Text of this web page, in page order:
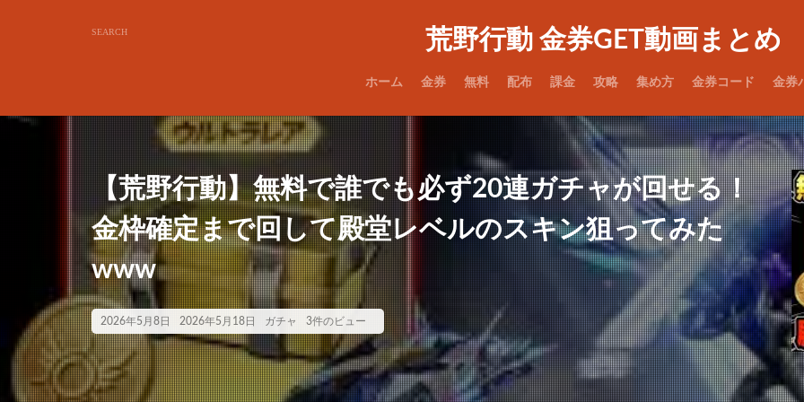
荒野行動 金券GET動画まとめ
ホーム 金券 無料 配布 課金 攻略 集め方 金券コード 金券
【荒野行動】無料で誰でも必ず20連ガチャが回せる！
金枠確定まで回して殿堂レベルのスキン狙ってみた
www
2026年5月8日 2026年5月18日 ガチャ 3件のビュー